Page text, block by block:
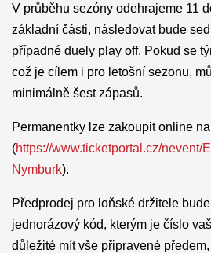
V průběhu sezóny odehrajeme 11
základní části, následovat bude
případné duely play off. Pokud se
což je cílem i pro letošní sezonu,
minimálně šest zápasů.
Permanentky lze zakoupit online
(https://www.ticketportal.cz/nevent/
Nymburk).
Předprodej pro loňské držitele
jednorázový kód, kterým je číslo
důležité mít vše připravené